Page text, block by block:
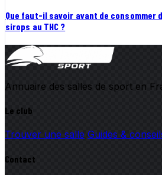
Que faut-il savoir avant de consommer
sirops au THC ?
Annuaire des salles de sport en
Le club
Trouver une salle Guides &
Contact